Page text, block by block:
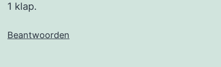
1 klap.
Beantwoorden